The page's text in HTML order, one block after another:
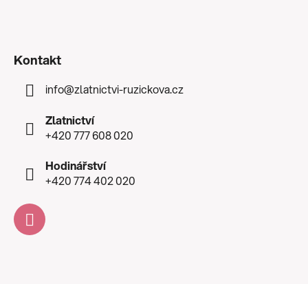
Kontakt
info@zlatnictvi-ruzickova.cz
Zlatnictví
+420 777 608 020
Hodinářství
+420 774 402 020